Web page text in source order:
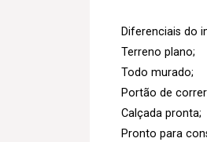
Diferenciais do
Terreno plano;
Todo murado;
Portão de
Calçada pronta;
Pronto para